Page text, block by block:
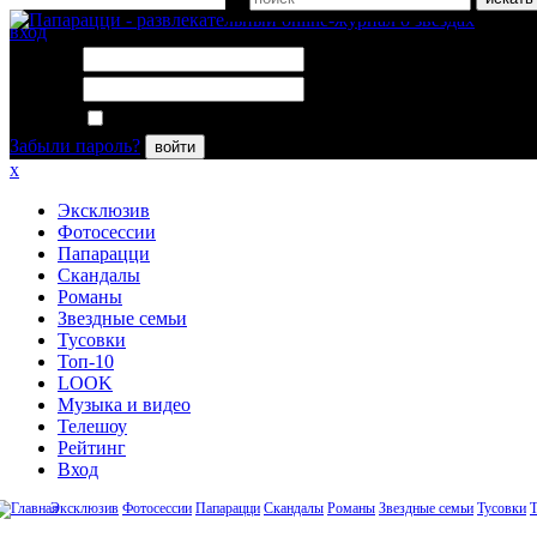
вход
Забыли пароль?
войти
x
Эксклюзив
Фотосессии
Папарацци
Скандалы
Романы
Звездные семьи
Тусовки
Топ-10
LOOK
Музыка и видео
Телешоу
Рейтинг
Вход
Эксклюзив Фотосессии Папарацци Скандалы Романы Звездные семьи Тусовки